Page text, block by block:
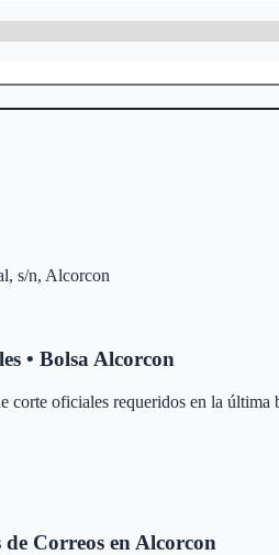
s/n, Alcorcon
• BolsaAlcorcon
corte oficiales requeridos en la última
Correos en Alcorcon